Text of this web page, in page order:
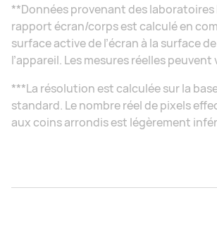
**Données provenant des laboratoires
rapport écran/corps est calculé en
surface active de l’écran à la surface
l’appareil. Les mesures réelles peuvent
***La résolution est calculée sur la
standard. Le nombre réel de pixels
aux coins arrondis est légèrement